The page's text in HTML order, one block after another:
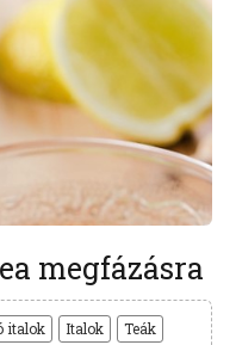
megfázásra
italok Italok Teák